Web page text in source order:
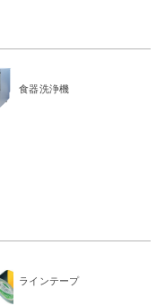
食器洗浄機
ラインテープ